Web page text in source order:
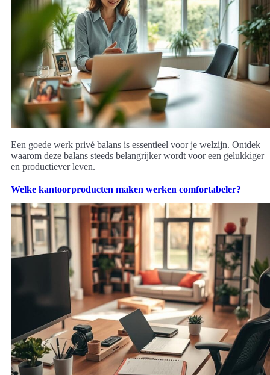
Een goede werk privé balans is essentieel voor je welzijn. Ontdek
waarom deze balans steeds belangrijker wordt voor een gelukkiger
en productiever leven.
Welke kantoorproducten maken werken comfortabeler?